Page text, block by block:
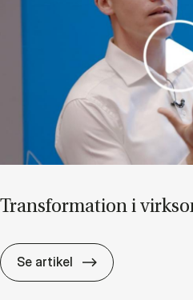
Trans­for­ma­tion i
Se artikel Trans­for­ma­tion